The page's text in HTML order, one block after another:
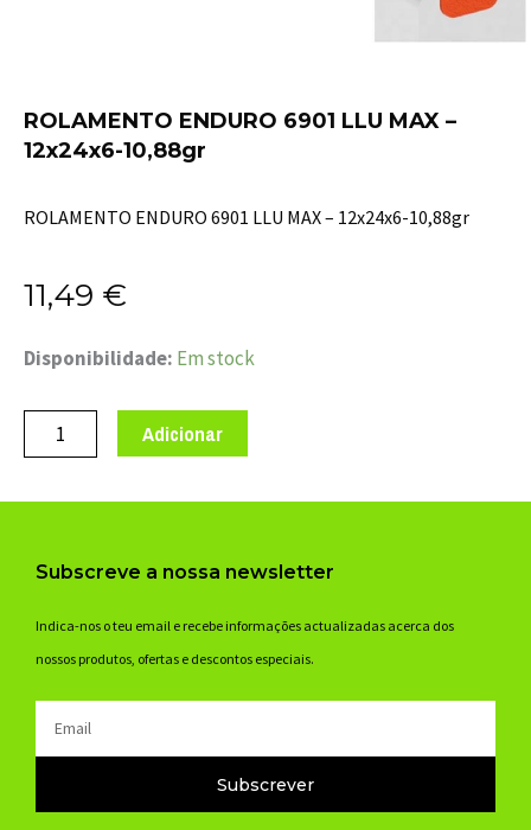
ROLAMENTO ENDURO 6901 LLU MAX –
12x24x6-10,88gr
ROLAMENTO ENDURO 6901 LLU MAX – 12x24x6-10,88gr
11,49 €
Disponibilidade: Em stock
Quantidade
ROLAMENTO
ENDURO
12x24x6-
10,88gr
Adicionar
Subscreve a nossa newsletter
Indica-nos o teu email e recebe informações actualizadas acerca dos
nossos produtos, ofertas e descontos especiais.
Subscrever